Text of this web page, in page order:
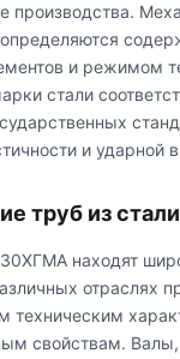
производства.
определяются
и режимом
стали
и ударной
труб из
находят
отраслях
техническим
свойствам.